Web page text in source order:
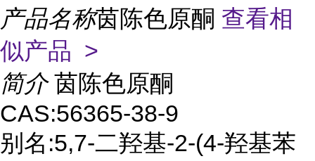
产品名称茵陈色原酮 查看相
似产品 >
简介 茵陈色原酮
CAS:56365-38-9
别名:5,7-二羟基-2-(4-羟基苯